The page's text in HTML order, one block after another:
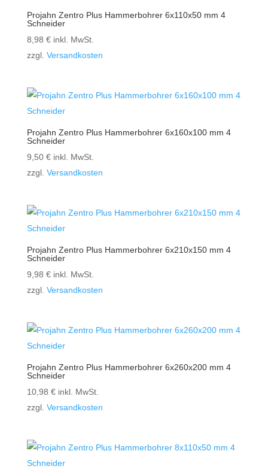
Projahn Zentro Plus Hammerbohrer 6x110x50 mm 4
Schneider
8,98 € inkl. MwSt.
zzgl. Versandkosten
Projahn Zentro Plus Hammerbohrer 6x160x100 mm 4
Schneider
9,50 € inkl. MwSt.
zzgl. Versandkosten
Projahn Zentro Plus Hammerbohrer 6x210x150 mm 4
Schneider
9,98 € inkl. MwSt.
zzgl. Versandkosten
Projahn Zentro Plus Hammerbohrer 6x260x200 mm 4
Schneider
10,98 € inkl. MwSt.
zzgl. Versandkosten